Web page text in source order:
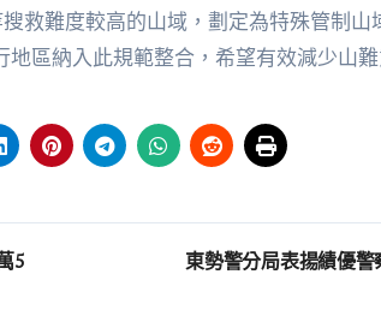
救難度較高的山域，劃定為特殊管制山
區納入此規範整合，希望有效減少山難
5
東勢警分局表揚績優